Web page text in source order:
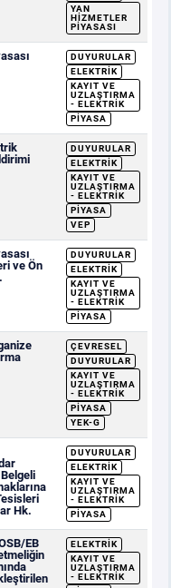
YAN
HIZMETLER
PIYASASI
DUYURULAR
ELEKTRIK
KAYIT VE
UZLAŞTIRMA
- ELEKTRIK
PIYASA
DUYURULAR
ELEKTRIK
KAYIT VE
UZLAŞTIRMA
- ELEKTRIK
PIYASA
VEP
ve Ön
DUYURULAR
ELEKTRIK
KAYIT VE
UZLAŞTIRMA
- ELEKTRIK
PIYASA
ÇEVRESEL
DUYURULAR
KAYIT VE
UZLAŞTIRMA
- ELEKTRIK
PIYASA
YEK-G
Hk.
DUYURULAR
ELEKTRIK
KAYIT VE
UZLAŞTIRMA
- ELEKTRIK
PIYASA
EB
ELEKTRIK
KAYIT VE
UZLAŞTIRMA
- ELEKTRIK